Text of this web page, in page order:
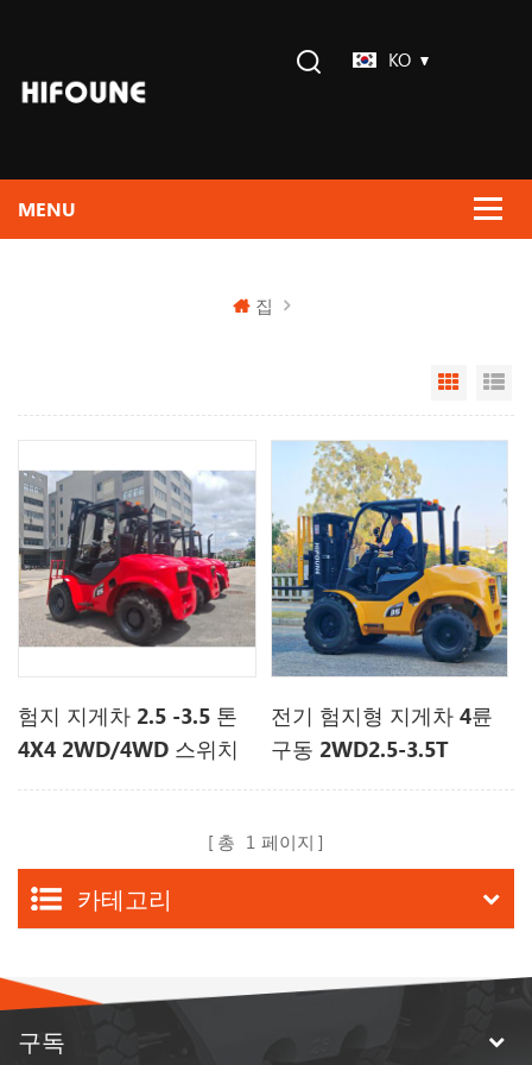
KO
집
Grid
험지 지게차 2.5 -3.5 톤
4X4 2WD/4WD 스위치
오프로드 지게차
전기 험지형 지게차 4륜
구동 2WD2.5-3.5T
총 1 페이지
카테고리
구독